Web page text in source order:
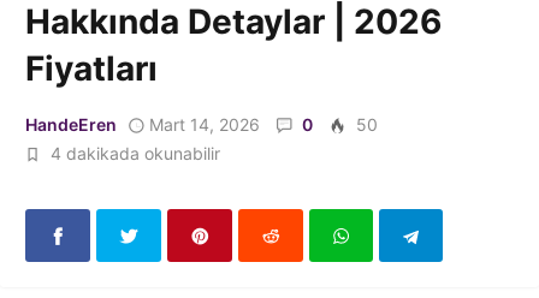
Hakkında Detaylar | 2026
Fiyatları
HandeEren Mart 14, 2026 0
50
4 dakikada okunabilir